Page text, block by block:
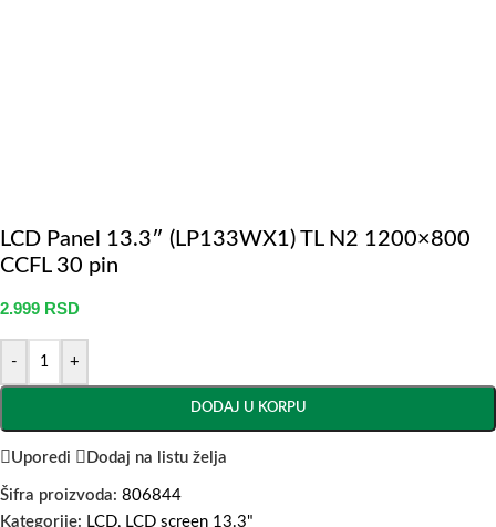
LCD Panel 13.3″ (LP133WX1) TL N2 1200×800
CCFL 30 pin
2.999 RSD
- +
DODAJ U KORPU
Uporedi Dodaj na listu želja
Šifra proizvoda: 806844
Kategorije: LCD, LCD screen 13.3"